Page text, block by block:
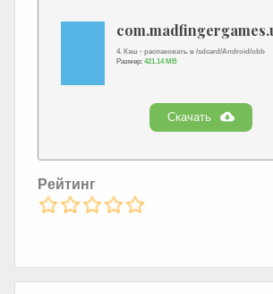
4. Кэш - распаковать в /sdcard/Android/obb
Размер: 421.14 MB
Скачать
Рейтинг